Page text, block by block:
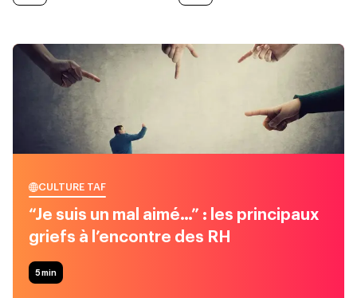
CULTURE TAF
“Je suis un mal aimé…” : les principaux
griefs à l’encontre des RH
5min